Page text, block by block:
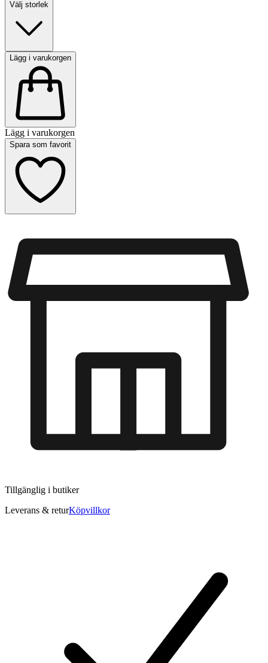
Välj storlek
Lägg i varukorgen
Lägg i varukorgen
Spara som favorit
Tillgänglig i butiker
Leverans & returKöpvillkor